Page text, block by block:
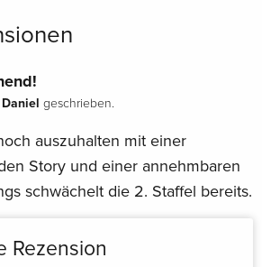
Daniel geschrieben.
auszuhalten mit einer
Story und einer annehmbaren
schwächelt die 2. Staffel bereits.
Rezension